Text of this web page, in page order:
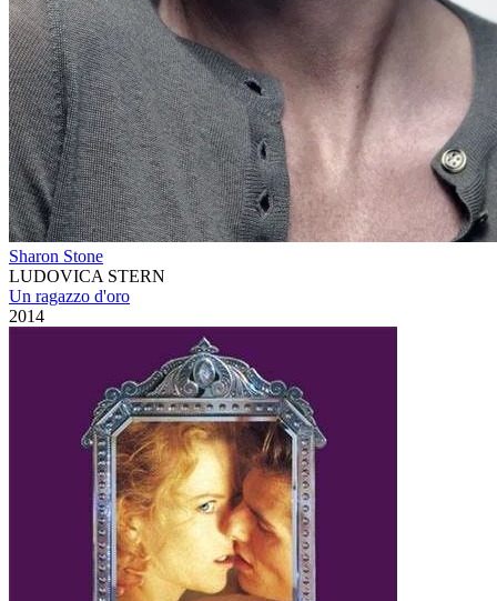
Sharon Stone
LUDOVICA STERN
Un ragazzo d'oro
2014